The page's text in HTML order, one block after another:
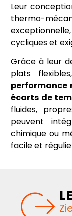
Leur
thermo-
cycliques et
Grâce à leur
plats
performance
écarts de
fluides,
peuvent
chimique ou
facile et